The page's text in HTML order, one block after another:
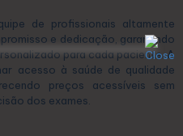
de profissionais altamente
e dedicação, garantindo
para cada paciente. A
acesso à saúde de qualidade
preços acessíveis sem
dos exames.